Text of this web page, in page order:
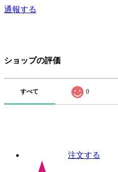
通報する
ショップの評価
すべて 0
注文する